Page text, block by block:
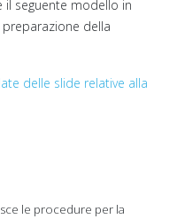
il seguente modello in
preparazione della
delle slide relative alla
le procedure per la